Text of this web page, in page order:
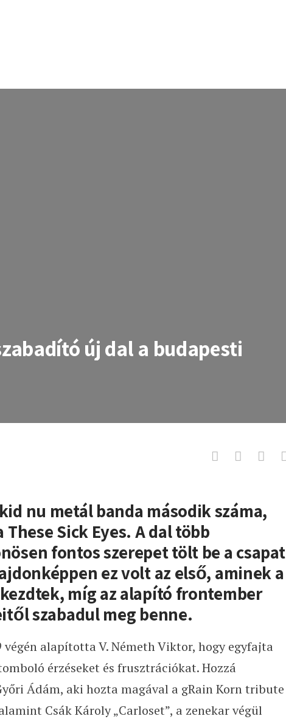
új dal a budapesti
új dal a budapesti Seriouskidtől
nu metál banda második száma,
Sick Eyes. A dal több
fontos szerepet tölt be a csapat
ez volt az első, aminek a
míg az alapító frontember
szabadul meg benne.
alapította V. Németh Viktor, hogy egyfajta
érzéseket és frusztrációkat. Hozzá
Ádám, aki hozta magával a gRain Korn tribute
Csák Károly „Carloset”, a zenekar végül